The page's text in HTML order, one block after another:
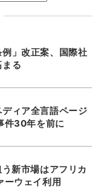
」改正案、国際社
る
ィア全言語ページ
件30年を前に
新市場はアフリカ
ーウェイ利用